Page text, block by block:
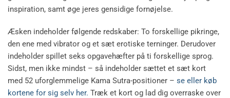
inspiration, samt øge jeres gensidige fornøjelse.
Æsken indeholder følgende redskaber: To forskellige pikringe,
den ene med vibrator og et sæt erotiske terninger. Derudover
indeholder spillet seks opgavehæfter på ti forskellige sprog.
Sidst, men ikke mindst – så indeholder sættet et sæt kort
med 52 uforglemmelige Kama Sutra-positioner – se eller køb
kortene for sig selv her. Træk et kort og lad dig overraske over